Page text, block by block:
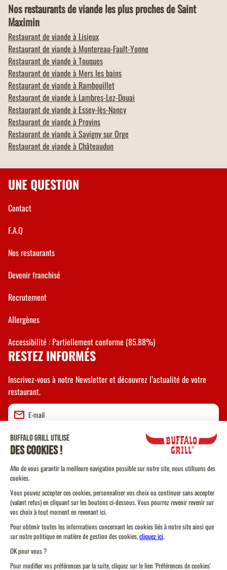
Nos restaurants de viande les plus proches de Saint
Maximin
Restaurant de viande à Lisieux
Restaurant de viande à Montereau-Fault-Yonne
Restaurant de viande à Touques
Restaurant de viande à Mers les bains
Restaurant de viande à Rambouillet
Restaurant de viande à Lambres-Lez-Douai
Restaurant de viande à Essey-lès-Nancy
Restaurant de viande à Provins
Restaurant de viande à Savigny sur Orge
Restaurant de viande à Châteaudun
UNE QUESTION
Contact
F.A.Q
Nos restaurants
Devenir franchisé
Recrutement
Allergènes
Accessibilité : Partiellement conforme (85.88%)
RESTEZ INFORMÉS
Inscrivez-vous à notre Newsletter et découvrez l’actualité de votre
restaurant.
Valider
CGU
CGV Vente à emporter
CGU Programme de Fidélité
Politique Cookies
Protection des données personnelles